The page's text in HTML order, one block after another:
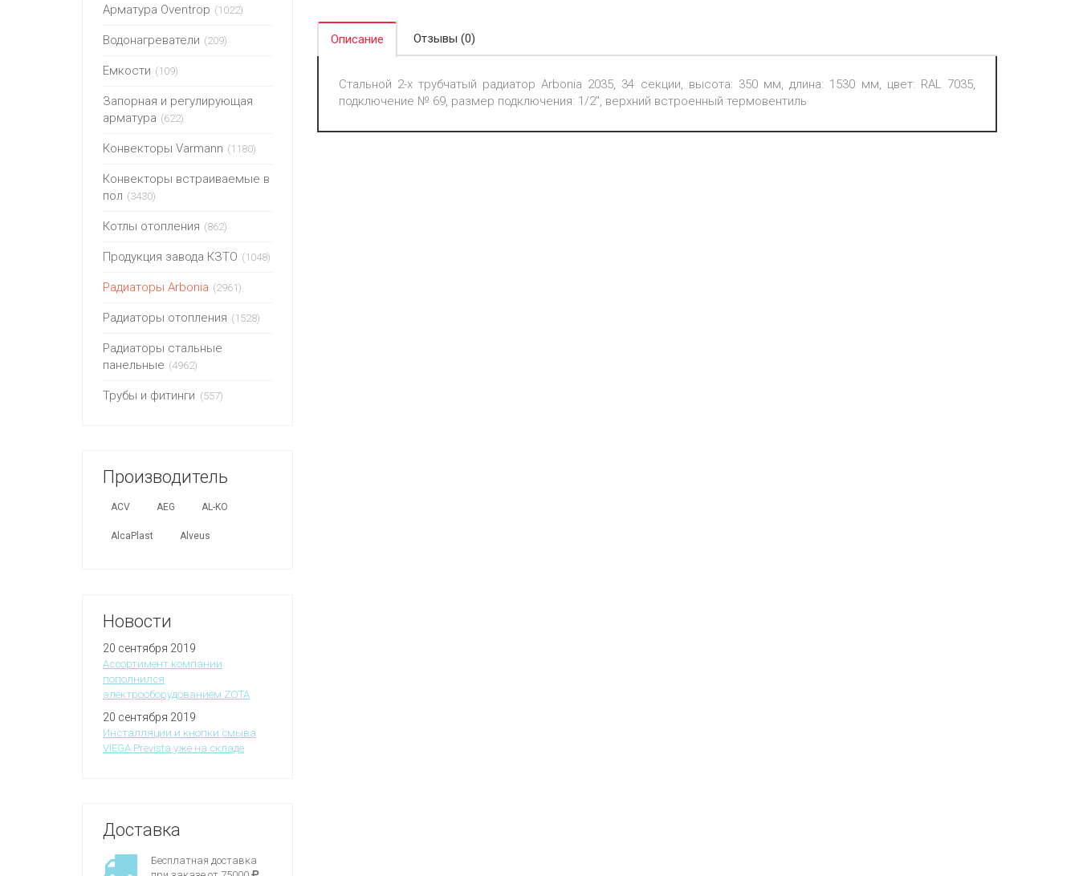
Арматура Oventrop (1022)
Водонагреватели (209)
Емкости (109)
Запорная и регулирующая
арматура (622)
Конвекторы Varmann (1180)
Конвекторы встраиваемые в
пол (3430)
Котлы отопления (862)
Продукция завода КЗТО (1048)
Радиаторы Arbonia (2961)
Радиаторы отопления (1528)
Радиаторы стальные
панельные (4962)
Трубы и фитинги (557)
Производитель
ACV AEG AL-KO
AlcaPlast Alveus
Новости
20 сентября 2019
Ассортимент компании
пополнился
электрооборудованием ZOTA
20 сентября 2019
Инсталляции и кнопки смыва
VIEGA Prevista уже на складе
Доставка
Бесплатная доставка
Описание Отзывы (0)
Стальной 2-х трубчатый радиатор Arbonia 2035, 34 секции, высота: 350 мм, длина: 1530 мм, цвет: RAL 7035,
подключение № 69, размер подключения: 1/2", верхний встроенный термовентиль